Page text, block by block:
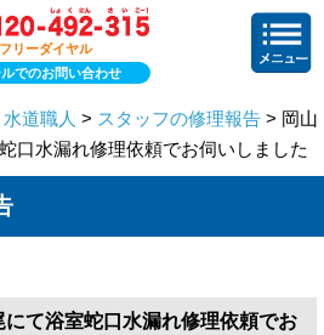
リーダイヤル
ルでのお問い合わせ
道職人 > スタッフの修理報告 > 岡山
口水漏れ修理依頼でお伺いしました
にて浴室蛇口水漏れ修理依頼でお